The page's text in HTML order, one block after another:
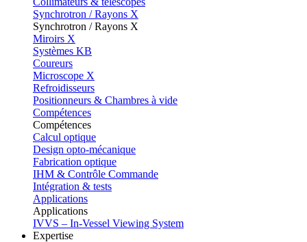
Synchrotron / Rayons X
Synchrotron / Rayons X
Miroirs X
Systèmes KB
Coureurs
Microscope X
Refroidisseurs
Positionneurs & Chambres à vide
Compétences
Compétences
Calcul optique
Design opto-mécanique
Fabrication optique
IHM & Contrôle Commande
Intégration & tests
Applications
Applications
IVVS – In-Vessel Viewing System
Expertise